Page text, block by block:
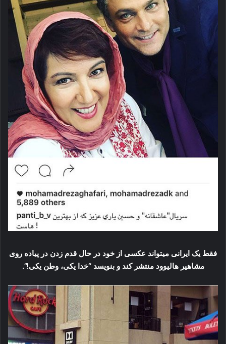
فقط یک ایرانی میتواند عکسی از خود در حال قدم زدن در پیاده روی
مشاهیر هالیوود منتشر کند و بنویسد “خدا یکی، وطن یکی!”.